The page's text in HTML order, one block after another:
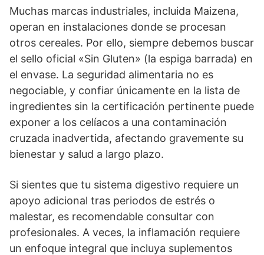
Muchas marcas industriales, incluida Maizena,
operan en instalaciones donde se procesan
otros cereales. Por ello, siempre debemos buscar
el sello oficial «Sin Gluten» (la espiga barrada) en
el envase. La seguridad alimentaria no es
negociable, y confiar únicamente en la lista de
ingredientes sin la certificación pertinente puede
exponer a los celíacos a una contaminación
cruzada inadvertida, afectando gravemente su
bienestar y salud a largo plazo.
Si sientes que tu sistema digestivo requiere un
apoyo adicional tras periodos de estrés o
malestar, es recomendable consultar con
profesionales. A veces, la inflamación requiere
un enfoque integral que incluya suplementos